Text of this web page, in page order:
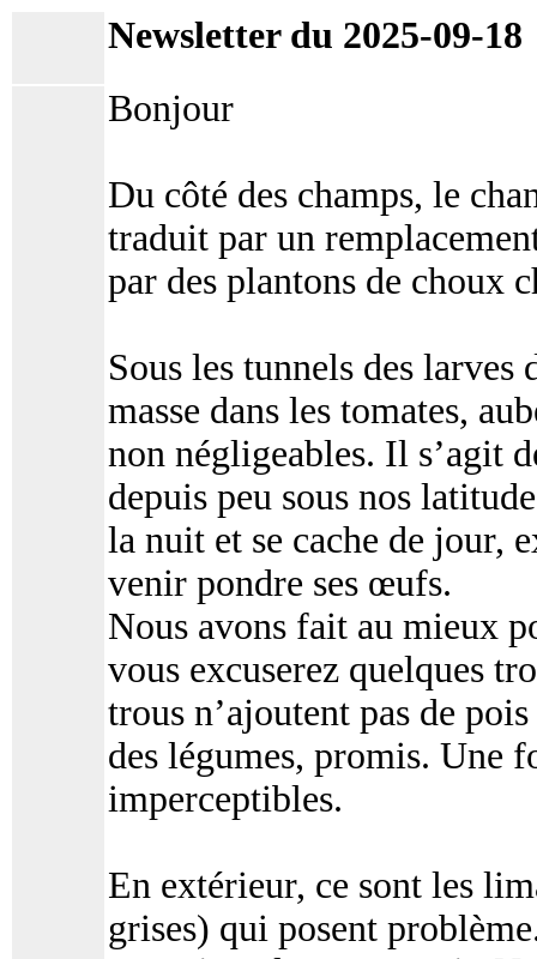
Newsletter du 2025-09-18
Bonjour
Du côté des champs, le
traduit par un
par des plantons de choux
Sous les tunnels des larves
masse dans les tomates,
non négligeables. Il s’agit
depuis peu sous nos
la nuit et se cache de jour,
venir pondre ses œufs.
Nous avons fait au mieux
vous excuserez quelques
trous n’ajoutent pas de
des légumes, promis. Une
imperceptibles.
En extérieur, ce sont les
grises) qui posent